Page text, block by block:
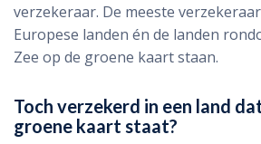
verzekeraar. De meeste
Europese landen én de landen
Zee op de groene kaart staan.
Toch verzekerd in een land
groene kaart staat?